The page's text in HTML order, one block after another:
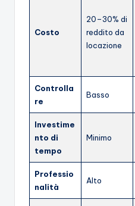
Costo
20–30% di
reddito da
locazione
Controlla
re
Basso
Investime
nto di
tempo
Minimo
Professio
nalità
Alto